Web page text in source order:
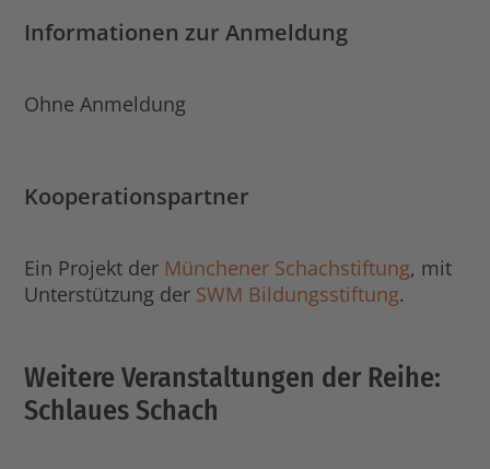
Informationen zur Anmeldung
Ohne Anmeldung
Kooperationspartner
Ein Projekt der Münchener Schachstiftung, mit
Unterstützung der SWM Bildungsstiftung.
Weitere Veranstaltungen der Reihe:
Schlaues Schach